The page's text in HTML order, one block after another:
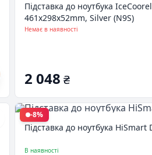
Підставка до ноутбука
461x298x52mm, Silver (N9S)
Немає в наявності
2 048 ₴
-8%
Підставка до ноутбука HiSmart
В наявності